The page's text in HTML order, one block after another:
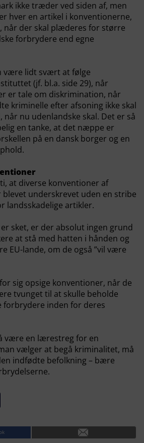
ikke træder ved siden af, men
hver en artikel i konventionerne,
når der skal plæderes for større
forbrydere end egne
være lidt svært at følge
(jf. bl.a. side 29), når
er tale om diskrimination, når
kriminelle efter afsoning ikke skal
nu udenlandske skal. Det er så
en tanke, at det næppe er
på en dansk borger og en
at diverse konventioner af
blevet underskrevet uden en stribe
landsskadelige artikler.
sket, er der absolut ingen grund
at stå med hatten i hånden og
EU-lande, om de også ”vil være
sig opsige konventioner, når de
tvunget til at skulle beholde
forbrydere inden for deres
være en lærestreg for en
vælger at begå kriminalitet, må
indfødte befolkning – bære